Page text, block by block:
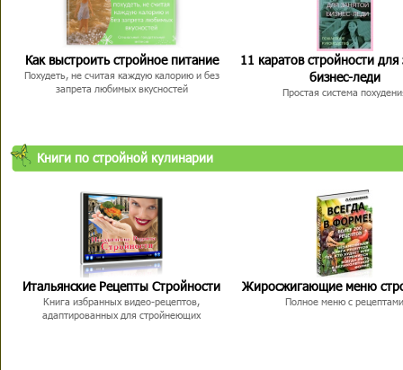
Как выстроить стройное питание
Похудеть, не считая каждую калорию и без
запрета любимых вкусностей
11 каратов стройности для
бизнес-леди
Простая система
Книги по стройной кулинарии
Итальянские Рецепты Стройности
Книга избранных видео-рецептов,
адаптированных для стройнеющих
Жиросжигающие меню
Полное меню с рецептами